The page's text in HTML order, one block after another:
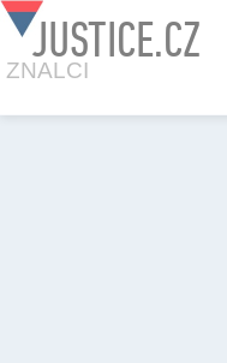
JUSTICE.CZ
ZNALCI